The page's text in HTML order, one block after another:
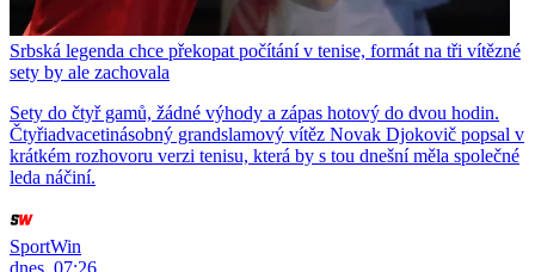
Srbská legenda chce překopat počítání v tenise, formát na tři vítězné
sety by ale zachovala
Sety do čtyř gamů, žádné výhody a zápas hotový do dvou hodin.
Čtyřiadvacetinásobný grandslamový vítěz Novak Djokovič popsal v
krátkém rozhovoru verzi tenisu, která by s tou dnešní měla společné
leda náčiní.
SportWin
dnes, 07:26